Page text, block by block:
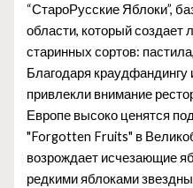
“СтароРусские Яблоки”,
области, который создает
старинных сортов:
Благодаря краудфандингу
привлекли внимание
Европе высоко ценятся
"Forgotten Fruits" в
возрождает исчезающие
редкими яблоками